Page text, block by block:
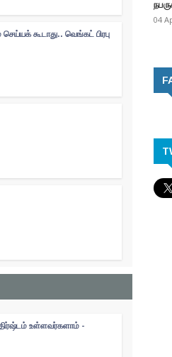
கூடாது.. வெங்கட் பிரபு
உள்ளவர்களாம் -
04